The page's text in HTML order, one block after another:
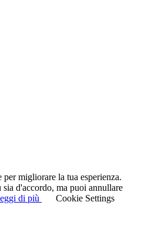
migliorare la tua esperienza.
d'accordo, ma puoi annullare
di più
Cookie Settings